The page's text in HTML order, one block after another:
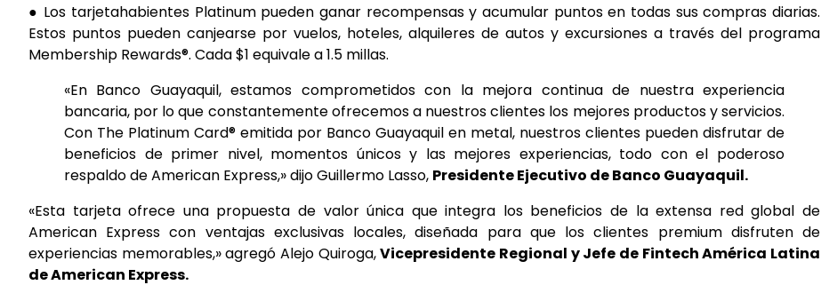
● Los tarjetahabientes Platinum pueden ganar recompensas y acumular puntos en todas sus compras diarias.
Estos puntos pueden canjearse por vuelos, hoteles, alquileres de autos y excursiones a través del programa
Membership Rewards®. Cada $1 equivale a 1.5 millas.
«En Banco Guayaquil, estamos comprometidos con la mejora continua de nuestra experiencia
bancaria, por lo que constantemente ofrecemos a nuestros clientes los mejores productos y servicios.
Con The Platinum Card® emitida por Banco Guayaquil en metal, nuestros clientes pueden disfrutar de
beneficios de primer nivel, momentos únicos y las mejores experiencias, todo con el poderoso
respaldo de American Express,» dijo Guillermo Lasso, Presidente Ejecutivo de Banco Guayaquil.
«Esta tarjeta ofrece una propuesta de valor única que integra los beneficios de la extensa red global de
American Express con ventajas exclusivas locales, diseñada para que los clientes premium disfruten de
experiencias memorables,» agregó Alejo Quiroga,Vicepresidente Regional y Jefe de Fintech América Latina
de American Express.